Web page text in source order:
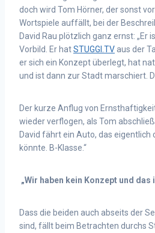
doch wird Tom Hörner, der sonst
Wortspiele auffällt, bei der
David Rau plötzlich ganz ernst: „Er
Vorbild. Er hatSTUGGI.TV aus der
er sich ein Konzept überlegt, hat
und ist dann zur Stadt marschiert.
Der kurze Anflug von
wieder verflogen, als Tom
David fährt ein Auto, das eigentlich
könnte. B-Klasse.“
„Wir haben kein Konzept und das
Dass die beiden auch abseits der
sind, fällt beim Betrachten durchs